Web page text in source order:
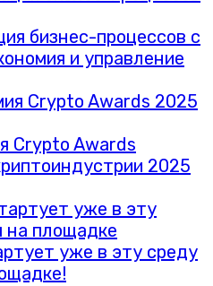
бизнес-процессов с
и управление
Crypto Awards
2025
уже в эту среду